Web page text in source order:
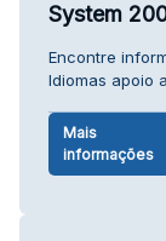
System
Encontre
Idiomas apoio
Mais
informações